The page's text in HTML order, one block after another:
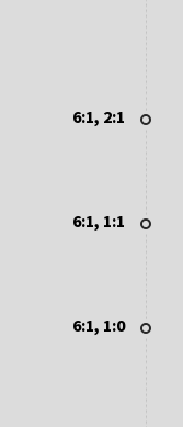
6:1, 2:1
6:1, 1:1
6:1, 1:0